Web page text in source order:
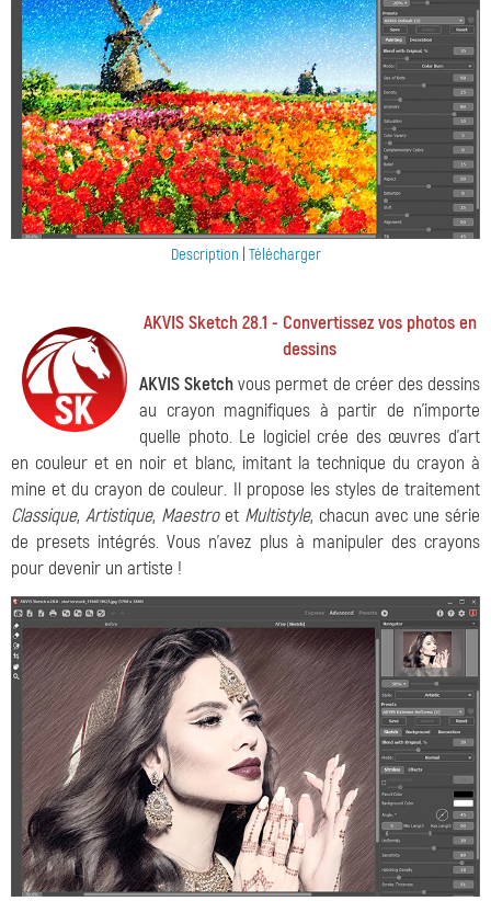
Description Télécharger
AKVIS Sketch 28.1 - Convertissez vos photos en
dessins
AKVIS Sketchvous permet de créer des dessins
au crayon magnifiques à partir de n'importe
quelle photo. Le logiciel crée des œuvres d'art
en couleur et en noir et blanc, imitant la technique du crayon à
mine et du crayon de couleur. Il propose les styles de traitement
Classique, Artistique, Maestroet Multistyle, chacun avec une série
de presets intégrés. Vous n'avez plus à manipuler des crayons
pour devenir un artiste !